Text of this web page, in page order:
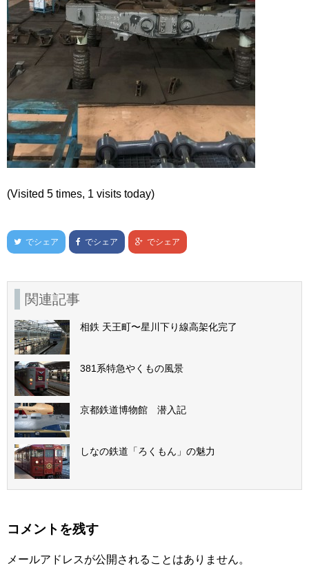
(Visited 5 times, 1 visits today)
でシェア でシェア でシェア
関連記事
相鉄 天王町〜星川下り線高架化完了
381系特急やくもの風景
京都鉄道博物館 潜入記
しなの鉄道「ろくもん」の魅力
コメントを残す
メールアドレスが公開されることはありません。